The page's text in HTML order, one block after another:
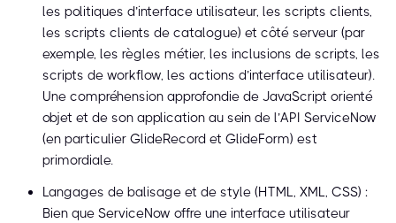
les politiques d’interface utilisateur, les scripts clients,
les scripts clients de catalogue) et côté serveur (par
exemple, les règles métier, les inclusions de scripts, les
scripts de workflow, les actions d’interface utilisateur).
Une compréhension approfondie de JavaScript orienté
objet et de son application au sein de l’API ServiceNow
(en particulier GlideRecord et GlideForm) est
primordiale.
Langages de balisage et de style (HTML, XML, CSS) :
Bien que ServiceNow offre une interface utilisateur